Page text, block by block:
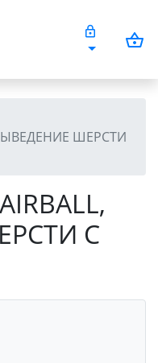
ВЫВЕДЕНИЕ ШЕРСТИ
С